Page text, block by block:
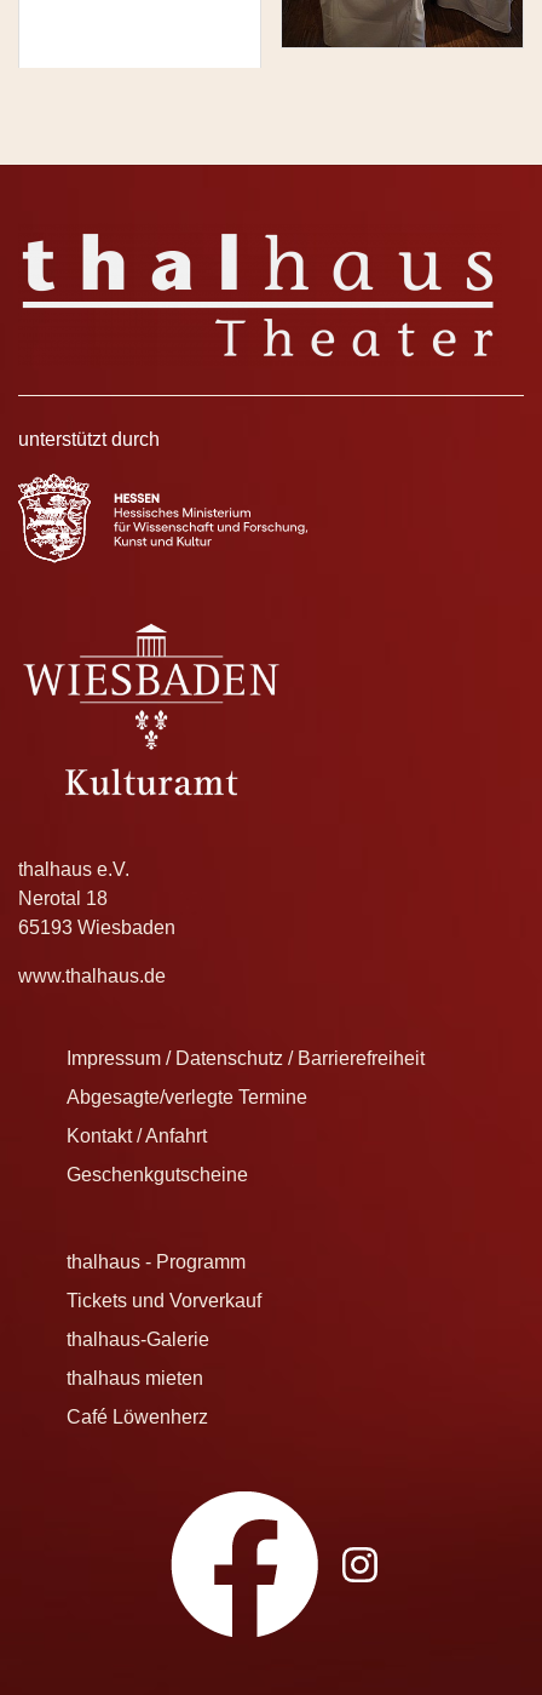
unterstützt durch
thalhaus e.V.
Nerotal 18
65193 Wiesbaden
www.thalhaus.de
Impressum / Datenschutz / Barrierefreiheit
Abgesagte/verlegte Termine
Kontakt / Anfahrt
Geschenkgutscheine
thalhaus - Programm
Tickets und Vorverkauf
thalhaus-Galerie
thalhaus mieten
Café Löwenherz